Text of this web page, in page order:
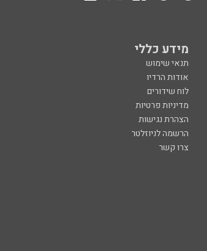
מידע כללי
תנאי שימוש
אודות הרדיו
לוח שידורים
מדיניות פרטיות
הצהרת נגישות
הרשמה לניוזלטר
צרו קשר